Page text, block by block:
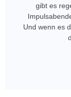
gibt es
Und wenn es